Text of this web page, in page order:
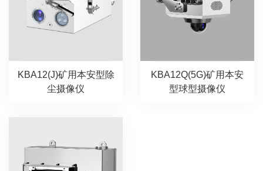
KBA12(J)矿用本安型除
尘摄像仪
KBA12Q(5G)矿用本安
型球型摄像仪